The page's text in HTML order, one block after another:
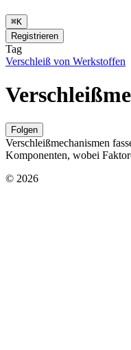
⌘K
Registrieren
Tag
Verschleiß von Werkstoffen
Folgen
Verschleißmechanismen
Komponenten, wobei
© 2026